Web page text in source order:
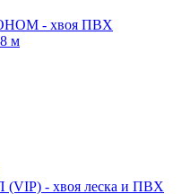
- хвоя ПВХ
м
(VIP) - хвоя леска и ПВХ